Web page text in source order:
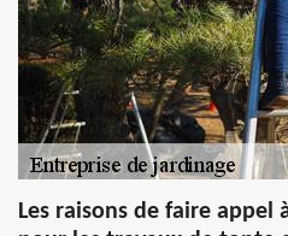
Les raisons de faire appel